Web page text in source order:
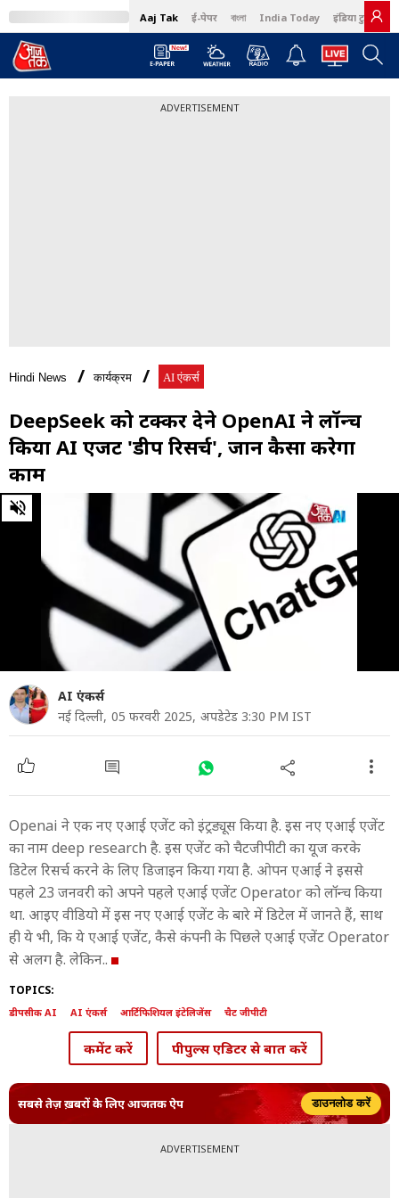
Aaj Tak ई-पेपर বাংলা India Today इंडिया टुडे हिंदी
ADVERTISEMENT
Hindi News कार्यक्रम AI एंकर्स
DeepSeek को टक्कर देने OpenAI ने लॉन्च
किया AI एजेंट 'डीप रिसर्च', जानें कैसा करेगा
काम
0
of
seconds
AI एंकर्स
नई दिल्ली, 05 फरवरी 2025, अपडेटेड 3:30 PM IST
Openai ने एक नए एआई एजेंट को इंट्रड्यूस किया है. इस नए एआई एजेंट
का नाम deep research है. इस एजेंट को चैटजीपीटी का यूज करके
डिटेल रिसर्च करने के लिए डिजाइन किया गया है. ओपन एआई ने इससे
पहले 23 जनवरी को अपने पहले एआई एजेंट Operator को लॉन्च किया
था. आइए वीडियो में इस नए एआई एजेंट के बारे में डिटेल में जानते हैं, साथ
ही ये भी, कि ये एआई एजेंट, कैसे कंपनी के पिछले एआई एजेंट Operator
से अलग है. लेकिन..
TOPICS:
डीपसीक AI AI एंकर्स आर्टिफिशियल इंटेलिजेंस चैट जीपीटी
कमेंट करें पीपुल्स एडिटर से बात करें
सबसे तेज़ ख़बरों के लिए आजतक ऐप डाउनलोड करें
ADVERTISEMENT